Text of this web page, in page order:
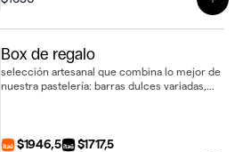
Box de regalo
selección artesanal que combina lo mejor de
nuestra pastelería: barras dulces variadas,
$1946,5
$1717,5